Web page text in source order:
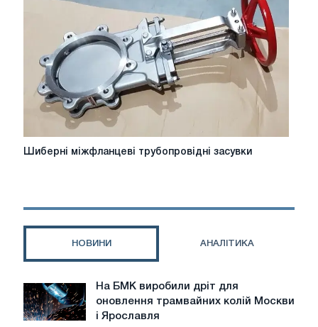
критерії
вибору
переваги
техніки
АКСА
Шиберні
міжфланцеві
Шиберні міжфланцеві трубопровідні засувки
НОВИНИ АНАЛІТИКА
На
БМК
виробили
На БМК виробили дріт для
оновлення трамвайних колій Москви
і Ярославля